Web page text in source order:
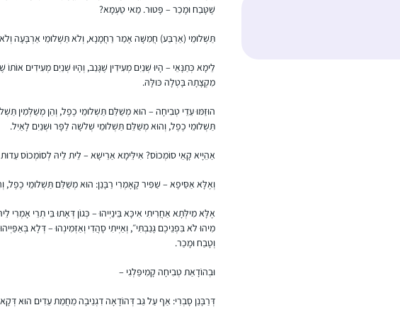
שֶׁטָּבַח וּמָכַר – פָּטוּר. מַאי טַעְמָא?
תַּשְׁלוּמֵי (אַרְבַּע) חֲמִשָּׁה אָמַר רַחֲמָנָא, וְלֹא תַּשְׁלוּמֵי אַרְבָּעָה
לֵימָא כְּתַנָּאֵי – הָיוּ שְׁנַיִם מְעִידִין שֶׁגָּנַב, וְהָיוּ שְׁנַיִם מְעִידִים
מִקְצָתָהּ בָּטְלָה כּוּלָּהּ.
הוּזַּמּוּ עֵדֵי טְבִיחָה – הוּא מְשַׁלֵּם תַּשְׁלוּמֵי כֶפֶל, וְהֵן מְשַׁלְּמִין
תַּשְׁלוּמֵי כֶפֶל, וְהוּא מְשַׁלֵּם תַּשְׁלוּמֵי שְׁלֹשָׁה לַפָּר וּשְׁנַיִם לָאַיִל.
אַהֵיָיא קָאֵי סוֹמְכוֹס? אִילֵּימָא אַרֵישָׁא – לֵית לֵיהּ לְסוֹמְכוֹס
וְאֶלָּא אַסֵּיפָא – שַׁפִּיר קָאָמְרִי רַבָּנַן: הוּא מְשַׁלֵּם תַּשְׁלוּמֵי כֶפֶל,
אֶלָּא מִילְּתָא אַחֲרִיתִי אִיכָּא בֵּינַיְיהוּ – כְּגוֹן דְּאָתוּ בֵּי תְרֵי אָמְרִי
מִיהוּ לֹא בִּפְנֵיכֶם גָּנַבְתִּי״, וְאַיְיתִי סָהֲדִי וְאַזְּמִינְהוּ – דְּלָא
וְטָבַח וּמָכַר.
וּבְהוֹדָאַת טְבִיחָה קָמִיפַּלְגִי –
דְּרַבָּנַן סָבְרִי: אַף עַל גַּב דְּהוֹדָאָה דִגְנֵיבָה מֵחֲמַת עֵדִים הוּא